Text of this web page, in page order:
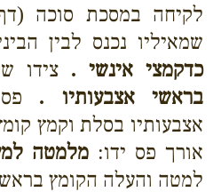
לקיחה במסכת סוכה
שמאיליו נכנס לבין
כדקמצי אינשי . צידו
בראשי אצבעותיו .
אצבעותיו בסלת וקמץ
אורך פס ידו:מלמטה
למטה והעלה הקומץ